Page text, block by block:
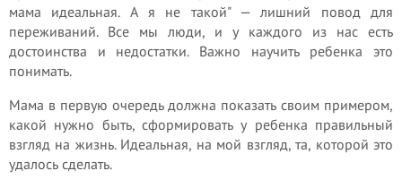
мама идеальная. А я не такой" — лишний повод для
переживаний. Все мы люди, и у каждого из нас есть
достоинства и недостатки. Важно научить ребенка это
понимать.
Мама в первую очередь должна показать своим примером,
какой нужно быть, сформировать у ребенка правильный
взгляд на жизнь. Идеальная, на мой взгляд, та, которой это
удалось сделать.